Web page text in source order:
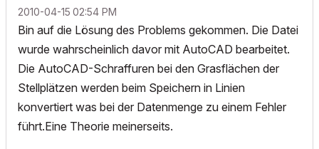
‎2010-04-15 02:54 PM
Bin auf die Lösung des Problems gekommen. Die Datei
wurde wahrscheinlich davor mit AutoCAD bearbeitet.
Die AutoCAD-Schraffuren bei den Grasflächen der
Stellplätzen werden beim Speichern in Linien
konvertiert was bei der Datenmenge zu einem Fehler
führt.Eine Theorie meinerseits.